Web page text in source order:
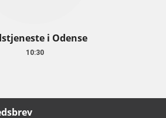
i Odense
10:30